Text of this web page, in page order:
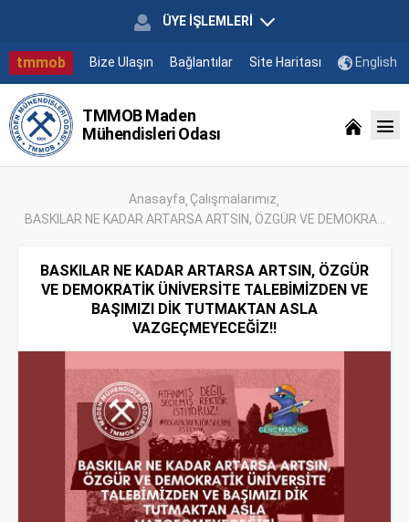
ÜYE İŞLEMLERİ
tmmob Bize Ulaşın Bağlantılar Site Haritası English
TMMOB Maden
Mühendisleri Odası
Anasayfa Çalışmalarımız
BASKILAR NE KADAR ARTARSA ARTSIN, ÖZGÜR VE DEMOKRA...
BASKILAR NE KADAR ARTARSA ARTSIN, ÖZGÜR
VE DEMOKRATİK ÜNİVERSİTE TALEBİMİZDEN VE
BAŞIMIZI DİK TUTMAKTAN ASLA
VAZGEÇMEYECEĞİZ!!